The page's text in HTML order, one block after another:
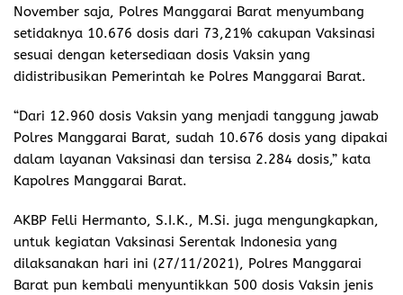
November saja, Polres Manggarai Barat menyumbang
setidaknya 10.676 dosis dari 73,21% cakupan Vaksinasi
sesuai dengan ketersediaan dosis Vaksin yang
didistribusikan Pemerintah ke Polres Manggarai Barat.
“Dari 12.960 dosis Vaksin yang menjadi tanggung jawab
Polres Manggarai Barat, sudah 10.676 dosis yang dipakai
dalam layanan Vaksinasi dan tersisa 2.284 dosis,” kata
Kapolres Manggarai Barat.
AKBP Felli Hermanto, S.I.K., M.Si. juga mengungkapkan,
untuk kegiatan Vaksinasi Serentak Indonesia yang
dilaksanakan hari ini (27/11/2021), Polres Manggarai
Barat pun kembali menyuntikkan 500 dosis Vaksin jenis